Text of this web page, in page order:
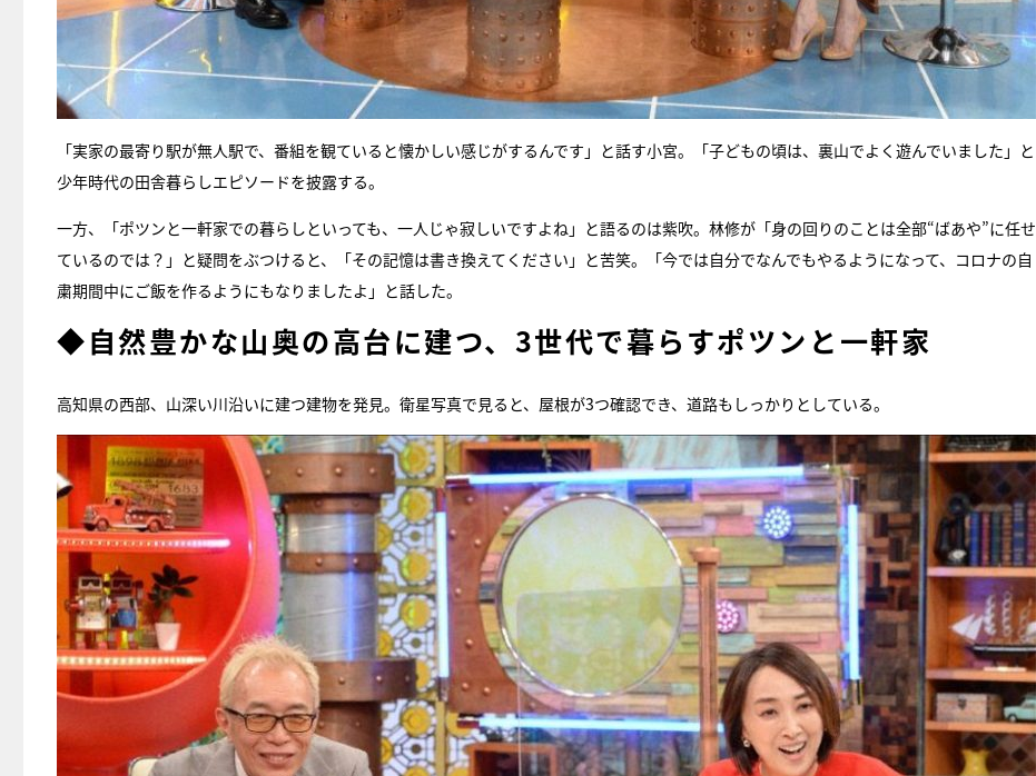
「実家の最寄り駅が無人駅で、番組を観ていると懐かしい感じがするんです」と話す小宮。「子どもの頃は、裏山でよく遊んでいました」と
少年時代の田舎暮らしエピソードを披露する。
一方、「ポツンと一軒家での暮らしといっても、一人じゃ寂しいですよね」と語るのは紫吹。林修が「身の回りのことは全部“ばあや”に任せ
ているのでは？」と疑問をぶつけると、「その記憶は書き換えてください」と苦笑。「今では自分でなんでもやるようになって、コロナの自
粛期間中にご飯を作るようにもなりましたよ」と話した。
◆自然豊かな山奥の高台に建つ、3世代で暮らすポツンと一軒家
高知県の西部、山深い川沿いに建つ建物を発見。衛星写真で見ると、屋根が3つ確認でき、道路もしっかりとしている。